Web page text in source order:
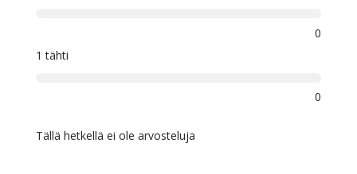
0
1 tähti
0
Tällä hetkellä ei ole arvosteluja